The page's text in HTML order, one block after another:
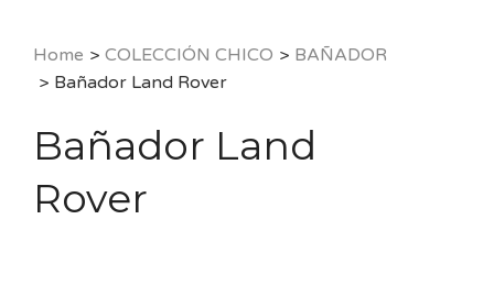
Home > COLECCIÓN CHICO > BAÑADOR
> Bañador Land Rover
Bañador Land
Rover